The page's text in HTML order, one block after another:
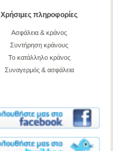
Χρήσιμες πληροφορίες
Ασφάλεια & κράνος
Συντήρηση κράνους
Το κατάλληλο κράνος
Συναγερμός & ασφάλεια